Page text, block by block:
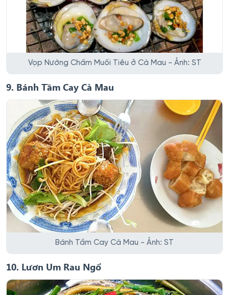
Vọp Nướng Chấm Muối Tiêu ở Cà Mau - Ảnh: ST
9. Bánh Tầm Cay Cà Mau
Bánh Tầm Cay Cà Mau - Ảnh: ST
10. Lươn Um Rau Ngổ